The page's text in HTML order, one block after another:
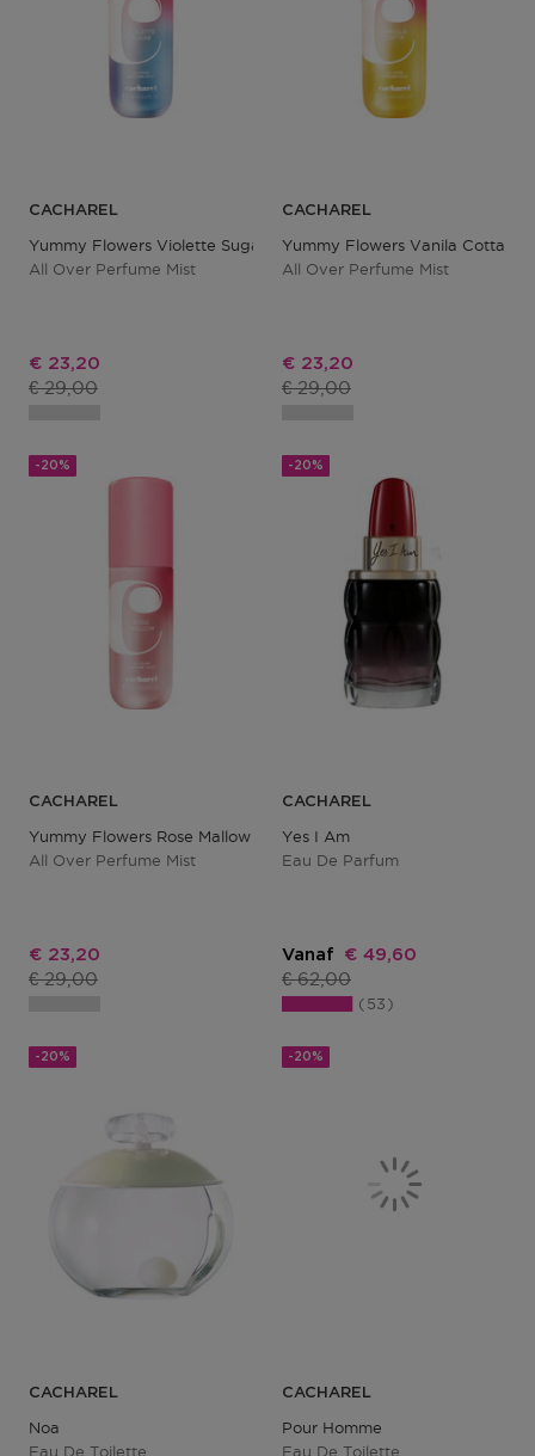
CACHAREL
Yummy Flowers Violette Sugar
All Over Perfume Mist
Kortingsprijs
€ 23,20
Productprijs
€ 29,00
CACHAREL
Yummy Flowers Vanila Cotta
All Over Perfume Mist
Kortingsprijs
€ 23,20
Productprijs
€ 29,00
-20%
CACHAREL
Yummy Flowers Rose Mallow
All Over Perfume Mist
Kortingsprijs
€ 23,20
Productprijs
€ 29,00
-20%
CACHAREL
Yes I Am
Eau De Parfum
Vanaf Kortingsprijs
€ 49,60
Productprijs
€ 62,00
53
-20%
CACHAREL
Noa
Eau De Toilette
-20%
CACHAREL
Pour Homme
Eau De Toilette